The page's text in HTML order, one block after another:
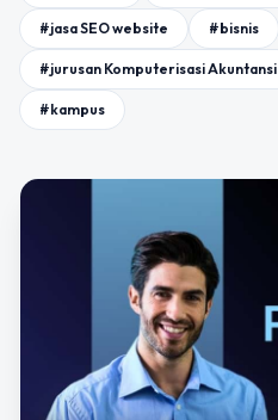
#jasa SEO website #bisnis
#jurusan Komputerisasi Akuntansi
#kampus